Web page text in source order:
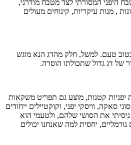
היפני המסורתי לצד מטבח מודרני,
, מנות עיקריות, קינוחים מעולים
טעם. למשל, חלק מהדג הנא מוגש
של דג גדול שתכולתו הוסרה.
יפניות קטנות, מוצע גם תפריט משקאות
סאקה, וויסקי יפני, וקוקטיילים ייחודים
את הסושי שלהם, ולטעמי הוא
יחסית למה שאנחנו יכולים